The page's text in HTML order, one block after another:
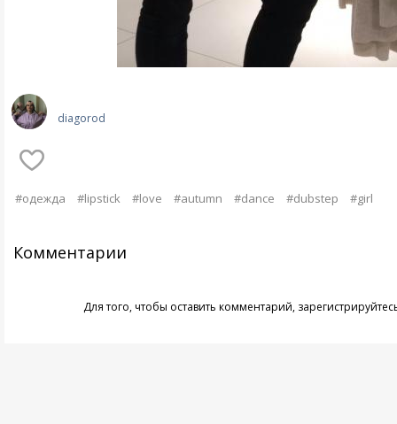
diagorod
#одежда #lipstick #love #autumn #dance #dubstep #girl
Комментарии
Для того, чтобы оставить комментарий,